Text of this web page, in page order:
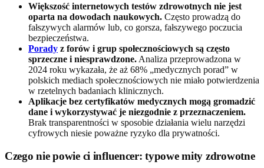
Większość internetowych testów zdrowotnych nie jest
oparta na dowodach naukowych. Często prowadzą do
fałszywych alarmów lub, co gorsza, fałszywego poczucia
bezpieczeństwa.
Porady z forów i grup społecznościowych są często
sprzeczne i niesprawdzone. Analiza przeprowadzona w
2024 roku wykazała, że aż 68% „medycznych porad” w
polskich mediach społecznościowych nie miało potwierdzenia
w rzetelnych badaniach klinicznych.
Aplikacje bez certyfikatów medycznych mogą gromadzić
dane i wykorzystywać je niezgodnie z przeznaczeniem.
Brak transparentności w sposobie działania wielu narzędzi
cyfrowych niesie poważne ryzyko dla prywatności.
Czego nie powie ci influencer: typowe mity zdrowotne